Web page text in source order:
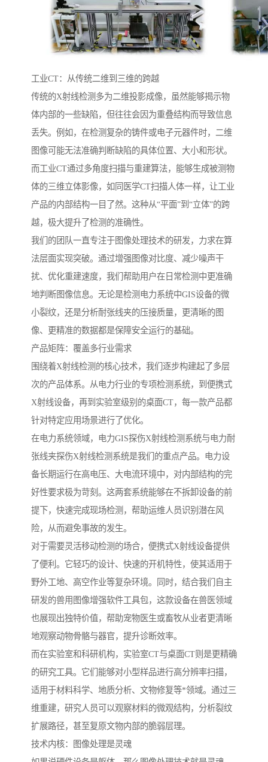
工业CT：从传统二维到三维的跨越
传统的X射线检测多为二维投影成像，虽然能够揭示物
体内部的一些缺陷，但往往会因为重叠结构而导致信息
丢失。例如，在检测复杂的铸件或电子元器件时，二维
图像可能无法准确判断缺陷的具体位置、大小和形状。
而工业CT通过多角度扫描与重建算法，能够生成被测物
体的三维立体影像，如同医学CT扫描人体一样，让工业
产品的内部结构一目了然。这种从“平面”到“立体”的跨
越，极大提升了检测的准确性。
我们的团队一直专注于图像处理技术的研发，力求在算
法层面实现突破。通过增强图像对比度、减少噪声干
扰、优化重建速度，我们帮助用户在日常检测中更准确
地判断图像信息。无论是检测电力系统中GIS设备的微
小裂纹，还是分析耐张线夹的压接质量，更清晰的图
像、更精准的数据都是保障安全运行的基础。
产品矩阵：覆盖多行业需求
围绕着X射线检测的核心技术，我们逐步构建起了多层
次的产品体系。从电力行业的专项检测系统，到便携式
X射线设备，再到实验室级别的桌面CT，每一款产品都
针对特定应用场景进行了优化。
在电力系统领域，电力GIS探伤X射线检测系统与电力耐
张线夹探伤X射线检测系统是我们的重点产品。电力设
备长期运行在高电压、大电流环境中，对内部结构的完
好性要求极为苛刻。这两套系统能够在不拆卸设备的前
提下，快速完成现场检测，帮助运维人员识别潜在风
险，从而避免事故的发生。
对于需要灵活移动检测的场合，便携式X射线设备提供
了便利。它轻巧的设计、快速的开机特性，使其适用于
野外工地、高空作业等复杂环境。同时，结合我们自主
研发的兽用图像增强软件工具包，这款设备在兽医领域
也展现出独特价值，帮助宠物医生或畜牧从业者更清晰
地观察动物骨骼与器官，提升诊断效率。
而在实验室和科研机构，实验室CT与桌面CT则是更精确
的研究工具。它们能够对小型样品进行高分辨率扫描，
适用于材料科学、地质分析、文物修复等*领域。通过三
维重建，研究人员可以观察材料的微观结构，分析裂纹
扩展路径，甚至复原文物内部的脆弱层理。
技术内核：图像处理是灵魂